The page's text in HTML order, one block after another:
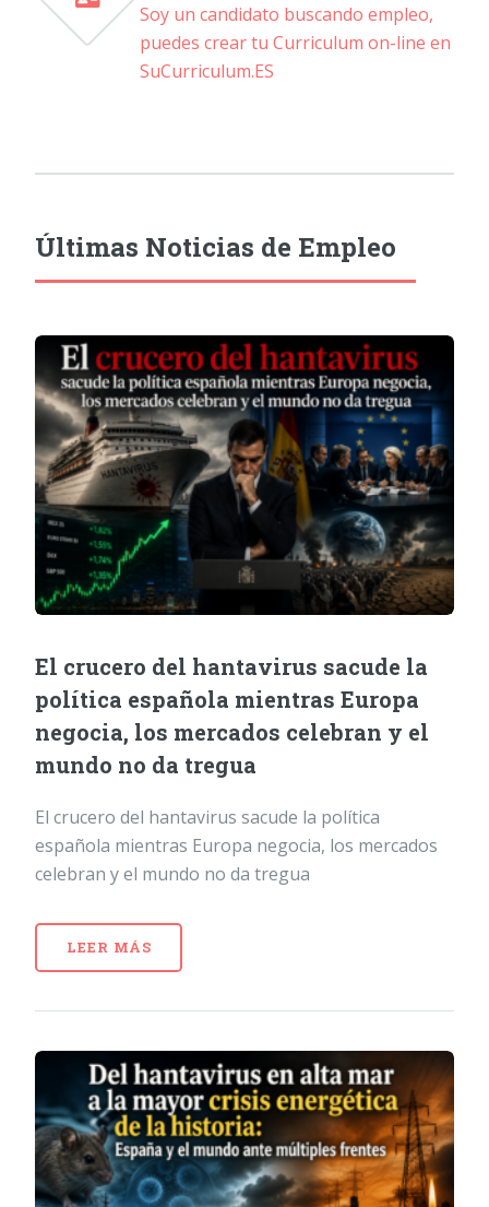
Soy un candidato buscando empleo,
puedes crear tu Curriculum on-line en
SuCurriculum.ES
Últimas Noticias de Empleo
El crucero del hantavirus sacude la
política española mientras Europa
negocia, los mercados celebran y el
mundo no da tregua
El crucero del hantavirus sacude la política
española mientras Europa negocia, los mercados
celebran y el mundo no da tregua
LEER MÁS